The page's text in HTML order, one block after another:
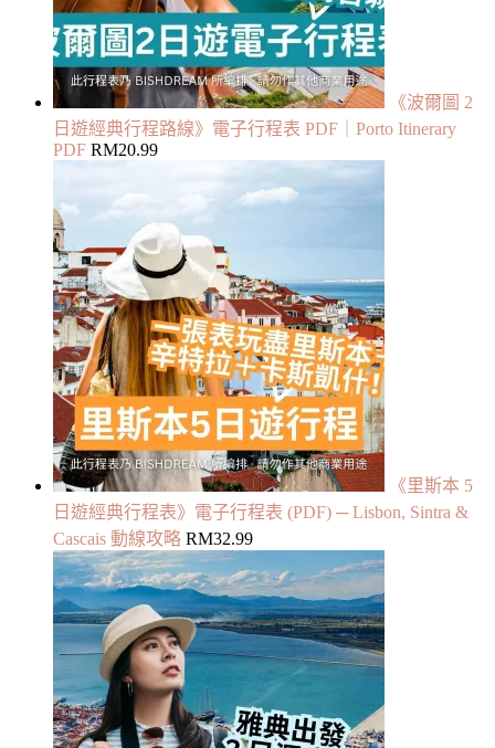
《波爾圖 2
日遊經典行程路線》電子行程表 PDF｜Porto Itinerary
PDF RM20.99
《里斯本 5
日遊經典行程表》電子行程表 (PDF) ─ Lisbon, Sintra &
Cascais 動線攻略 RM32.99